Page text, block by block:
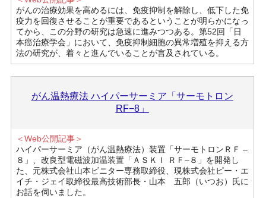
がんの治療効果を高めるには、免疫抑制を解除し、低下した免
疫力を回復させることが重要であるということが明らかになっ
てから、この分野の研究は急速に進みつつある。第52回「日
本癌治療学会」において、免疫抑制細胞の異常増殖を抑える方
法の研究が、着々と進んでいることが言及されている。
がん温熱療法 ハイパーサーミア「サーモトロン
RF−8」
＜Web公開記事＞
ハイパーサーミア（がん温熱療法）装置「サーモトロンＲＦ –
８」、改良型電磁波加温装置「ＡＳＫＩ ＲＦ–８」を開発し
た、元株式会社山本ビニター専務取締役、現株式会社ピー・エ
イチ・ジェイ取締役最高技術部長・山本 五郎（いつお）氏に
お話を伺いました。